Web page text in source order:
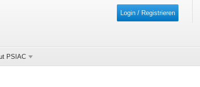
PSIAC
Login / Registrieren